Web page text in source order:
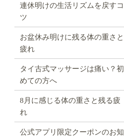
連休明けの生活リズムを戻すコ
ツ
お盆休み明けに残る体の重さと
疲れ
タイ古式マッサージは痛い？初
めての方へ
8月に感じる体の重さと残る疲
れ
公式アプリ限定クーポンのお知